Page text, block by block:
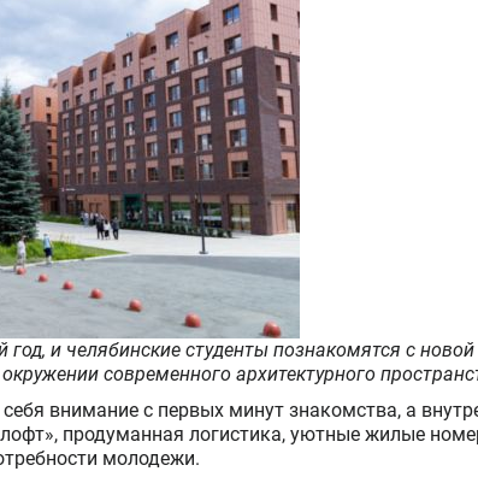
год, и челябинские студенты познакомятся с
современного архитектурного
внимание с первых минут знакомства, а
продуманная логистика, уютные жилые
молодежи.